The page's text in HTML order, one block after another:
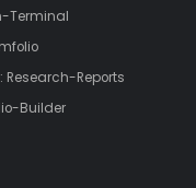
Terminal
Research-Reports
Builder